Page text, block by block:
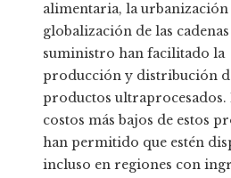
alimentaria, la urbanización
globalización de las
suministro han facilitado la
producción y distribución
productos ultraprocesados.
costos más bajos de estos
han permitido que estén
incluso en regiones con